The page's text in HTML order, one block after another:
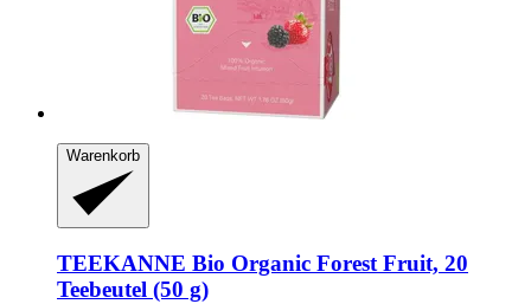
Warenkorb
TEEKANNE Bio Organic Forest Fruit, 20
Teebeutel (50 g)